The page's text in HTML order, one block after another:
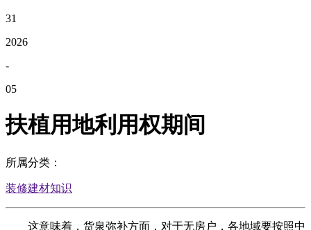
31
2026
-
05
扶植用地利用权期间
所属分类：
装修建材知识
这意味着，货泉弥补方面，对于无房户，各地域要按照中